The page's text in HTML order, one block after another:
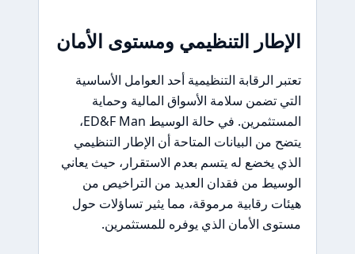
الإطار التنظيمي ومستوى الأمان
تعتبر الرقابة التنظيمية أحد العوامل الأساسية
التي تضمن سلامة الأسواق المالية وحماية
المستثمرين. في حالة الوسيط ED&F Man،
يتضح من البيانات المتاحة أن الإطار التنظيمي
الذي يخضع له يتسم بعدم الاستقرار، حيث يعاني
الوسيط من فقدان العديد من التراخيص من
هيئات رقابية مرموقة، مما يثير تساؤلات حول
مستوى الأمان الذي يوفره للمستثمرين.